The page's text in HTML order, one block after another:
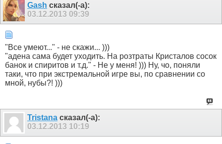
Gash сказал(-а):
03.12.2013 09:39
"Все умеют..." - не скажи... )))
"адена сама будет уходить. На розтраты Кристалов сосок
банок и спиритов и т.д." - Не у меня! ))) Ну, чо, поняли
таки, что при экстремальной игре вы, по сравнении со
мной, нубы?! )))
Tristana сказал(-а):
03.12.2013 10:19